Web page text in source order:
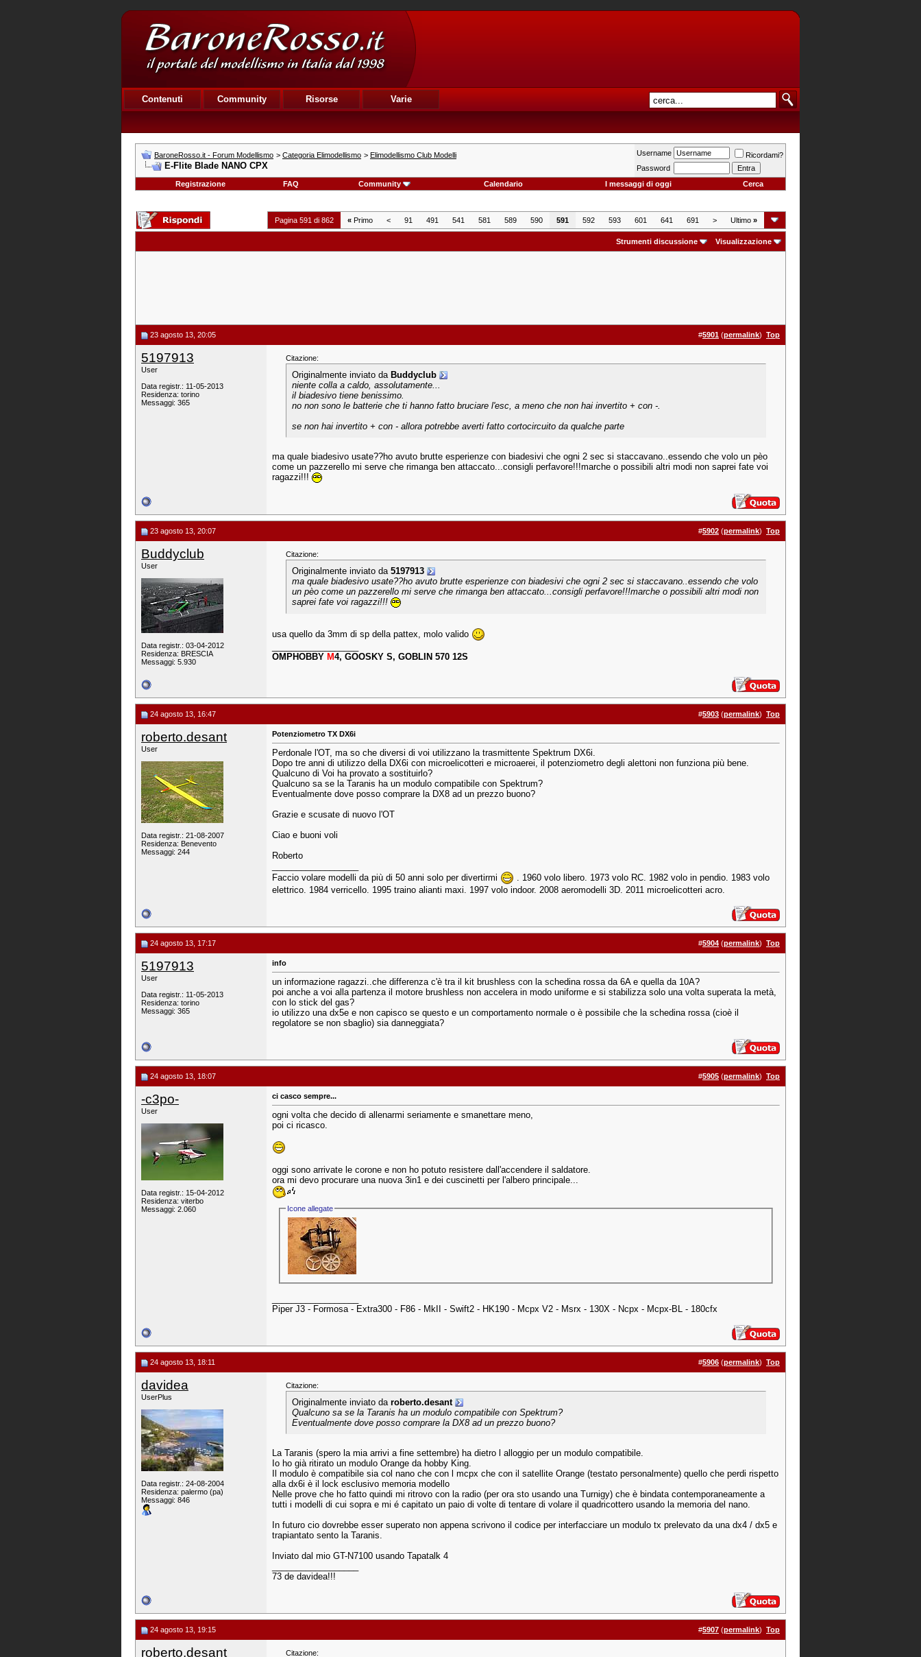
Contenuti Community Risorse Varie
BaroneRosso.it - Forum Modellismo > Categoria Elimodellismo > Elimodellismo Club Modelli
E-Flite Blade NANO CPX
Username
Ricordami?
Password
Registrazione
FAQ Community Calendario I messaggi di oggi Cerca
Pagina 591 di 862 « Primo < 91 491 541 581 589 590 591 592 593 601 641 691 > Ultimo »
Strumenti discussione Visualizzazione
23 agosto 13, 20:05 #5901 (permalink) Top
5197913
User
Data registr.: 11-05-2013
Residenza: torino
Messaggi: 365
Citazione:
Originalmente inviato da Buddyclub
niente colla a caldo, assolutamente...
il biadesivo tiene benissimo.
no non sono le batterie che ti hanno fatto bruciare l'esc, a meno che non hai invertito + con -.
se non hai invertito + con - allora potrebbe averti fatto cortocircuito da qualche parte
ma quale biadesivo usate??ho avuto brutte esperienze con biadesivi che ogni 2 sec si staccavano..essendo che volo un pèo
come un pazzerello mi serve che rimanga ben attaccato...consigli perfavore!!!marche o possibili altri modi non saprei fate voi
ragazzi!!!
23 agosto 13, 20:07 #5902 (permalink) Top
Buddyclub
User
Data registr.: 03-04-2012
Residenza: BRESCIA
Messaggi: 5.930
Citazione:
Originalmente inviato da 5197913
ma quale biadesivo usate??ho avuto brutte esperienze con biadesivi che ogni 2 sec si staccavano..essendo che volo
un pèo come un pazzerello mi serve che rimanga ben attaccato...consigli perfavore!!!marche o possibili altri modi non
saprei fate voi ragazzi!!!
usa quello da 3mm di sp della pattex, molo valido
OMPHOBBY M4, GOOSKY S, GOBLIN 570 12S
24 agosto 13, 16:47 #5903 (permalink) Top
roberto.desant
User
Data registr.: 21-08-2007
Residenza: Benevento
Messaggi: 244
Potenziometro TX DX6i
Perdonale l'OT, ma so che diversi di voi utilizzano la trasmittente Spektrum DX6i.
Dopo tre anni di utilizzo della DX6i con microelicotteri e microaerei, il potenziometro degli alettoni non funziona più bene.
Qualcuno di Voi ha provato a sostituirlo?
Qualcuno sa se la Taranis ha un modulo compatibile con Spektrum?
Eventualmente dove posso comprare la DX8 ad un prezzo buono?
Grazie e scusate di nuovo l'OT
Ciao e buoni voli
Roberto
Faccio volare modelli da più di 50 anni solo per divertirmi
. 1960 volo libero. 1973 volo RC. 1982 volo in pendio. 1983 volo
elettrico. 1984 verricello. 1995 traino alianti maxi. 1997 volo indoor. 2008 aeromodelli 3D. 2011 microelicotteri acro.
24 agosto 13, 17:17 #5904 (permalink) Top
5197913
User
Data registr.: 11-05-2013
Residenza: torino
Messaggi: 365
info
un informazione ragazzi..che differenza c'è tra il kit brushless con la schedina rossa da 6A e quella da 10A?
poi anche a voi alla partenza il motore brushless non accelera in modo uniforme e si stabilizza solo una volta superata la metà,
con lo stick del gas?
io utilizzo una dx5e e non capisco se questo e un comportamento normale o è possibile che la schedina rossa (cioè il
regolatore se non sbaglio) sia danneggiata?
24 agosto 13, 18:07 #5905 (permalink) Top
-c3po-
User
Data registr.: 15-04-2012
Residenza: viterbo
Messaggi: 2.060
ci casco sempre...
ogni volta che decido di allenarmi seriamente e smanettare meno,
poi ci ricasco.
oggi sono arrivate le corone e non ho potuto resistere dall'accendere il saldatore.
ora mi devo procurare una nuova 3in1 e dei cuscinetti per l'albero principale...
Icone allegate
Piper J3 - Formosa - Extra300 - F86 - MkII - Swift2 - HK190 - Mcpx V2 - Msrx - 130X - Ncpx - Mcpx-BL - 180cfx
24 agosto 13, 18:11 #5906 (permalink) Top
davidea
UserPlus
Data registr.: 24-08-2004
Residenza: palermo (pa)
Messaggi: 846
Citazione:
Originalmente inviato da roberto.desant
Qualcuno sa se la Taranis ha un modulo compatibile con Spektrum?
Eventualmente dove posso comprare la DX8 ad un prezzo buono?
La Taranis (spero la mia arrivi a fine settembre) ha dietro l alloggio per un modulo compatibile.
Io ho già ritirato un modulo Orange da hobby King.
Il modulo è compatibile sia col nano che con l mcpx che con il satellite Orange (testato personalmente) quello che perdi rispetto
alla dx6i è il lock esclusivo memoria modello
Nelle prove che ho fatto quindi mi ritrovo con la radio (per ora sto usando una Turnigy) che è bindata contemporaneamente a
tutti i modelli di cui sopra e mi é capitato un paio di volte di tentare di volare il quadricottero usando la memoria del nano.
In futuro cio dovrebbe esser superato non appena scrivono il codice per interfacciare un modulo tx prelevato da una dx4 / dx5 e
trapiantato sento la Taranis.
Inviato dal mio GT-N7100 usando Tapatalk 4
73 de davidea!!!
24 agosto 13, 19:15 #5907 (permalink) Top
roberto.desant Citazione: